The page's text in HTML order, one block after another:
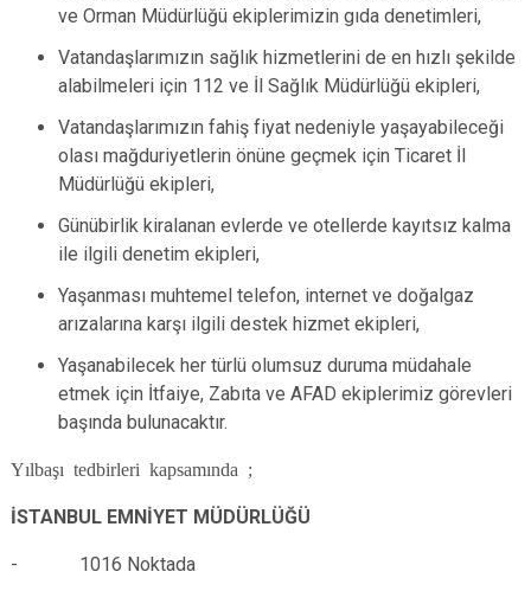
ve Orman Müdürlüğü ekiplerimizin gıda denetimleri,
Vatandaşlarımızın sağlık hizmetlerini de en hızlı şekilde
alabilmeleri için 112 ve İl Sağlık Müdürlüğü ekipleri,
Vatandaşlarımızın fahiş fiyat nedeniyle yaşayabileceği
olası mağduriyetlerin önüne geçmek için Ticaret İl
Müdürlüğü ekipleri,
Günübirlik kiralanan evlerde ve otellerde kayıtsız kalma
ile ilgili denetim ekipleri,
Yaşanması muhtemel telefon, internet ve doğalgaz
arızalarına karşı ilgili destek hizmet ekipleri,
Yaşanabilecek her türlü olumsuz duruma müdahale
etmek için İtfaiye, Zabıta ve AFAD ekiplerimiz görevleri
başında bulunacaktır.
Yılbaşı tedbirleri kapsamında ;
İSTANBUL EMNİYET MÜDÜRLÜĞÜ
- 1016 Noktada